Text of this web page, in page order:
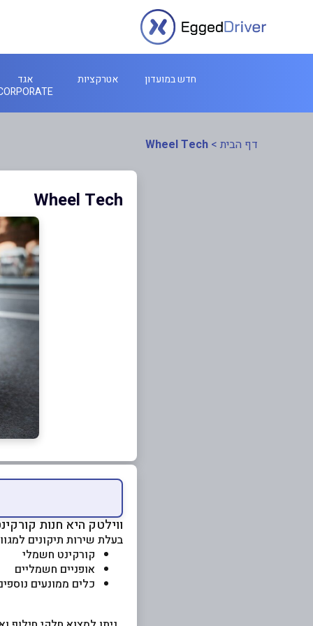
חדש במועדון אטרקציות
אגד
דף הבית >
Wheel Tech
Wheel Tech
ווילטק היא חנות
בעלת שירות תיקונים
קורקינט חשמלי
אופניים חשמליים
כלים ממונעים